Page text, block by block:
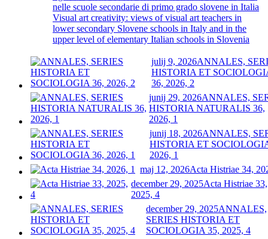
nelle scuole secondarie di primo grado slovene in Italia
Visual art creativity: views of visual art teachers in
lower secondary Slovene schools in Italy and in the
upper level of elementary Italian schools in Slovenia
julij 9, 2026ANNALES,
HISTORIA ET
36, 2026, 2
junij 29, 2026ANNALES,
HISTORIA NATURALIS 36,
2026, 1
junij 18, 2026ANNALES,
HISTORIA ET
2026, 1
maj 12, 2026Acta Histriae 34,
december 29, 2025Acta Histriae 33,
2025, 4
december 29, 2025ANNALES,
SERIES HISTORIA ET
SOCIOLOGIA 35, 2025, 4